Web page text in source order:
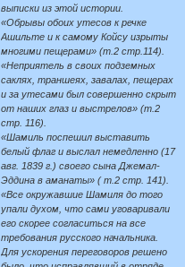
выписки из этой истории.
«Обрывы обоих утесов к речке
Ашильте и к самому Койсу изрыты
многими пещерами» (т.2 стр.114).
«Неприятель в своих подземных
саклях, траншеях, завалах, пещерах
и за утесами был совершенно скрыт
от наших глаз и выстрелов» (т.2
стр. 116).
«Шамиль поспешил выставить
белый флаг и выслал немедленно (17
авг. 1839 г.) своего сына Джемал-
Эддина в аманаты» ( т.2 стр. 141).
«Все окружавшие Шамиля до того
упали духом, что сами уговаривали
его скорее согласиться на все
требования русского начальника.
Для ускорения переговоров решено